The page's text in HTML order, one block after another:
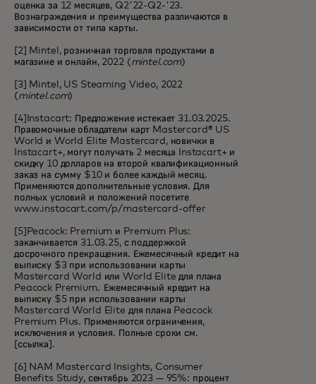
оценка за 12 месяцев, Q2'22-Q2-'23.
Вознаграждения и преимущества различаются в
зависимости от типа карты.
[2] Mintel, розничная торговля продуктами в
магазине и онлайн, 2022 (mintel.com)
[3] Mintel, US Steaming Video, 2022
(mintel.com)
[4]Instacart: Предложение истекает 31.03.2025.
Правомочные обладатели карт Mastercard® US
World и World Elite Mastercard, новички в
Instacart+, могут получать 2 месяца Instacart+ и
скидку 10 долларов на второй квалификационный
заказ на сумму $10 и более каждый месяц.
Применяются дополнительные условия. Для
полных условий и положений посетите
www.instacart.com/p/mastercard-offer
[5]Peacock: Premium и Premium Plus:
заканчивается 31.03.25, с поддержкой
досрочного прекращения. Ежемесячный кредит на
выписку $3 при использовании карты
Mastercard World или World Elite для плана
Peacock Premium. Ежемесячный кредит на
выписку $5 при использовании карты
Mastercard World Elite для плана Peacock
Premium Plus. Применяются ограничения,
исключения и условия. Полные сроки см.
ссылка ].
[6] NAM Mastercard Insights, Consumer
Benefits Study, сентябрь 2023 — 95%: процент